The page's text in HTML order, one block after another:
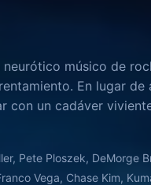
músico de
En lugar
con un cadáver
Pete Ploszek, DeMorge
Vega, Chase Kim,